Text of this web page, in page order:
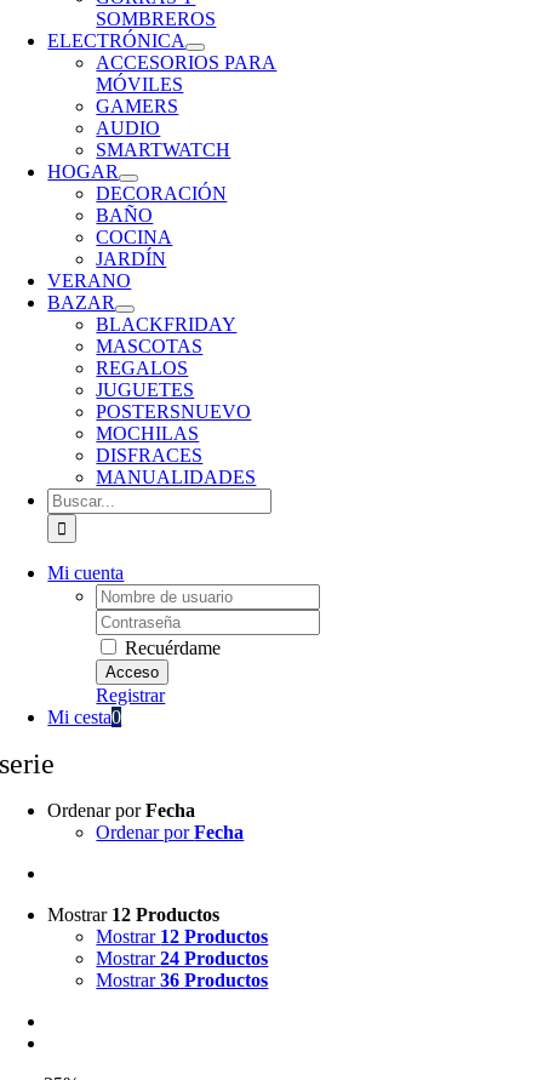
SOMBREROS
ELECTRÓNICA
ACCESORIOS PARA
MÓVILES
GAMERS
AUDIO
SMARTWATCH
HOGAR
DECORACIÓN
BAÑO
COCINA
JARDÍN
VERANO
BAZAR
BLACKFRIDAY
MASCOTAS
REGALOS
JUGUETES
POSTERSNUEVO
MOCHILAS
DISFRACES
MANUALIDADES
Buscar:
Mi cuenta
Username:
Password:
Recuérdame
Registrar
Mi cesta0
serie
Ordenar porFecha
Ordenar porFecha
Mostrar 12 Productos
Mostrar 12 Productos
Mostrar24 Productos
Mostrar36 Productos